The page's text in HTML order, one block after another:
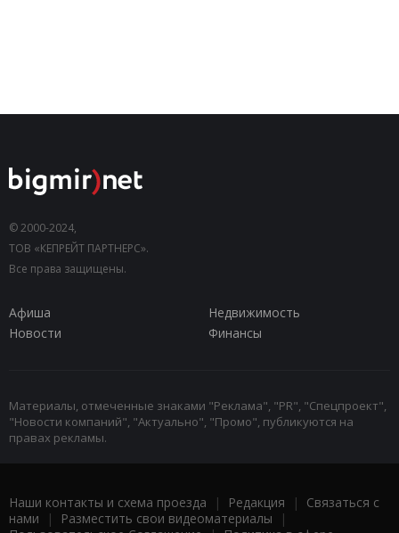
© 2000-2024,
ТОВ «КЕПРЕЙТ ПАРТНЕРС».
Все права защищены.
Афиша
Недвижимость
Новости
Финансы
Материалы, отмеченные знаками "Реклама", "PR", "Спецпроект",
"Новости компаний", "Актуально", "Промо", публикуются на
правах рекламы.
Наши контакты и схема проезда | Редакция | Связаться с
нами | Разместить свои видеоматериалы |